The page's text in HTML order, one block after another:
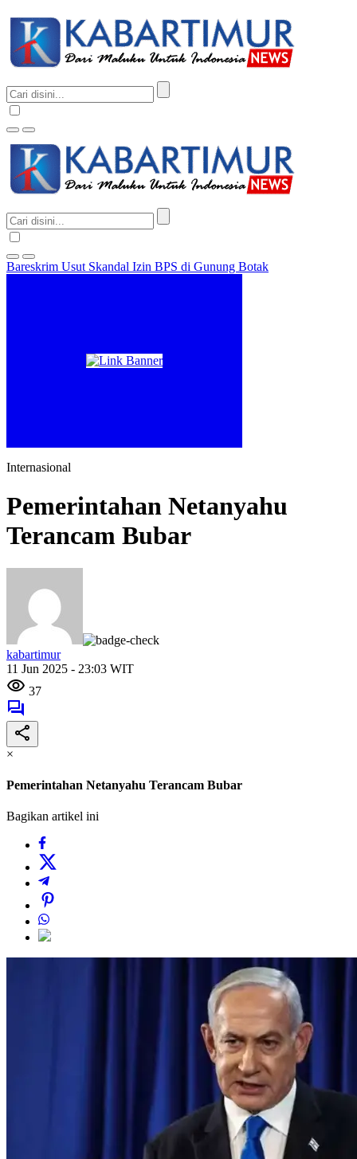
Bareskrim Usut Skandal Izin BPS di Gunung Botak
Internasional
Pemerintahan Netanyahu
Terancam Bubar
kabartimur
11 Jun 2025 - 23:03 WIT
37
×
Pemerintahan Netanyahu Terancam Bubar
Bagikan artikel ini